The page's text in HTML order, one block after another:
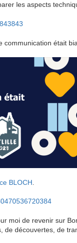
les aspects
communication était
BLOCH
moi de revenir sur
de découvertes, de